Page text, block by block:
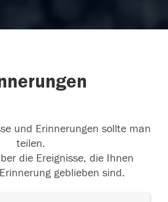
und Erinnerungen sollte man
teilen.
die Ereignisse, die Ihnen
geblieben sind.